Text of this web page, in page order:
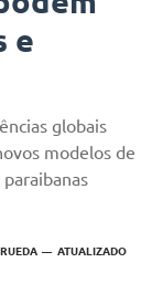
e
globais
modelos de
ATUALIZADO